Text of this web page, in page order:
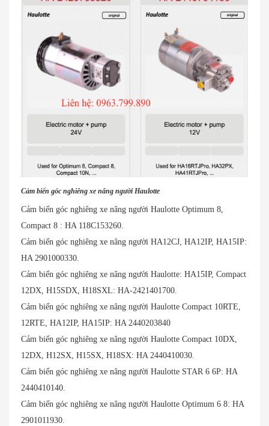
Cảm biến góc nghiêng xe nâng người Haulotte
Cảm biến góc nghiêng xe nâng người Haulotte Optimum 8,
Compact 8 : HA 118C153260.
Cảm biến góc nghiêng xe nâng người HA12CJ, HA12IP, HA15IP:
HA 2901000330.
Cảm biến góc nghiêng xe nâng người Haulotte: HA15IP, Compact
12DX, H15SDX, H18SXL: HA-2421401700.
Cảm biến góc nghiêng xe nâng người Haulotte Compact 10RTE,
12RTE, HA12IP, HA15IP: HA 2440203840
Cảm biến góc nghiêng xe nâng người Haulotte Compact 10DX,
12DX, H12SX, H15SX, H18SX: HA 2440410030.
Cảm biến góc nghiêng xe nâng người Haulotte STAR 6 6P: HA
2440410140.
Cảm biến góc nghiêng xe nâng người Haulotte Optimum 6 8: HA
2901011930.